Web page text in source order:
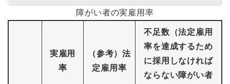
障がい者の実雇用率
実雇用
率
（参考）法
定雇用率
不足数（法定雇用
率を達成するため
に採用しなければ
ならない障がい者